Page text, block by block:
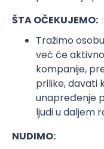
ŠTA OČEKUJEMO:
Tražimo
već će
kompanije,
prilike, davati
unapređenje
ljudi u daljem
NUDIMO: